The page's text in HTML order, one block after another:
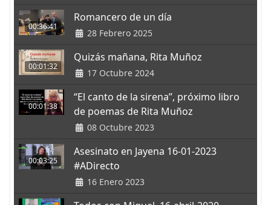
00:36:41
Romancero de un día
28 Febrero 2025
00:01:32
Quizás mañana, Rita Muñoz
17 Octubre 2024
00:01:38
“El canto de la sirena”, próximo libro
de poemas de Rita Muñoz
08 Octubre 2023
00:03:25
Asesinato en Jayena 16-01-2023
#ADirecto
16 Enero 2023